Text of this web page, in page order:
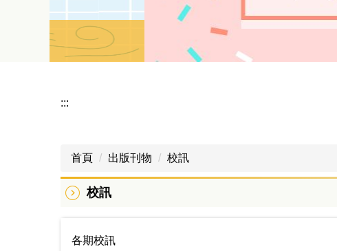
:::
首頁 出版刊物 校訊
校訊
各期校訊